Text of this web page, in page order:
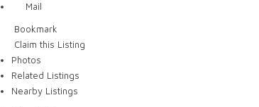
Mail
Bookmark
Claim this Listing
Photos
Related Listings
Nearby Listings